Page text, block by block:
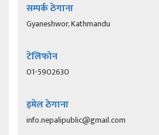
सम्पर्क ठेगाना
Gyaneshwor, Kathmandu
टेलिफोन
01-5902630
इमेल ठेगाना
info.nepalipublic@gmail.com